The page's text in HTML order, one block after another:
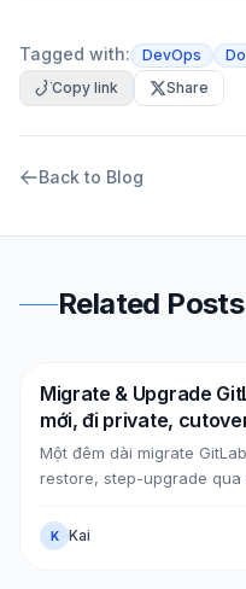
Tagged with: DevOps
Copy link
Share
Back to Blog
Related Posts
DevOps AWS
Migrate & Upgrade
mới, đi private,
Một đêm dài migrate GitLab
restore, step-upgrade
PrivateLink + Transit
horizon DNS, tất cả mà
K Kai